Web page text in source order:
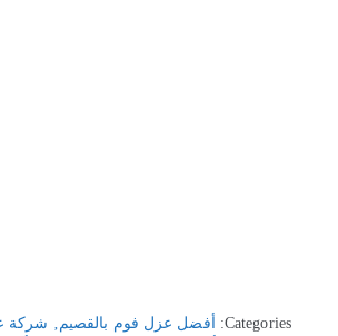
Categories:
أفضل عزل فوم بالقصيم‚ شركة